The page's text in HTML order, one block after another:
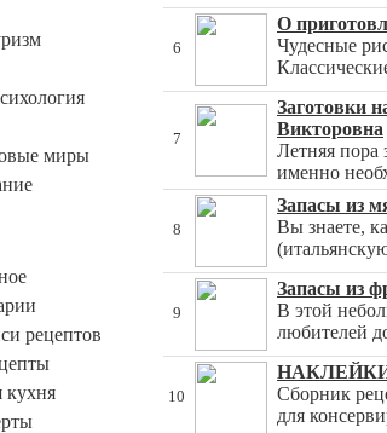
миры
рецептов
кухня
6
О
Чудесные
7
Заготовки
Викторовна
Летняя пора
именно
8
Запасы из
Вы знаете,
9
Запасы из
В этой
любителей
10
НАКЛЕЙКИ
Сборник
для